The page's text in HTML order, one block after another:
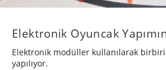
Elektronik Oyuncak
Elektronik modüller kullanılarak
yapılıyor.